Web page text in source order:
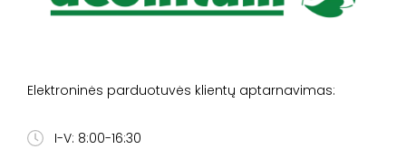
Elektroninės parduotuvės klientų aptarnavimas:
I-V: 8:00-16:30